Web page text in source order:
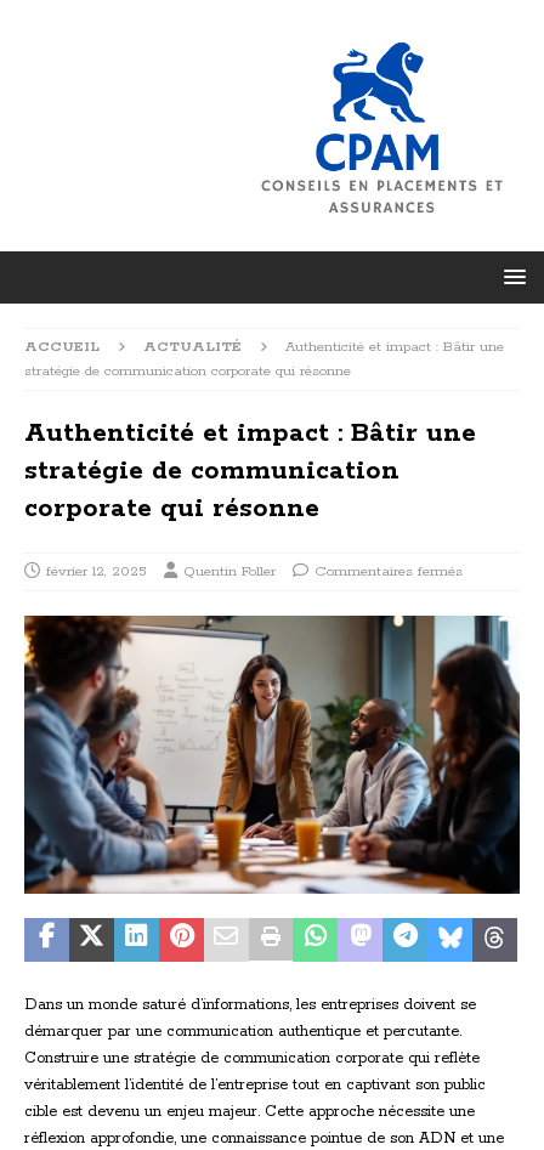
ACCUEIL ACTUALITÉ
Authenticité et impact : Bâtir une
stratégie de communication corporate qui résonne
Authenticité et impact : Bâtir une
stratégie de communication
corporate qui résonne
février 12, 2025 Quentin Foller Commentaires fermés
Dans un monde saturé d’informations, les entreprises doivent se
démarquer par une communication authentique et percutante.
Construire une stratégie de communication corporate qui reflète
véritablement l’identité de l’entreprise tout en captivant son public
cible est devenu un enjeu majeur. Cette approche nécessite une
réflexion approfondie, une connaissance pointue de son ADN et une